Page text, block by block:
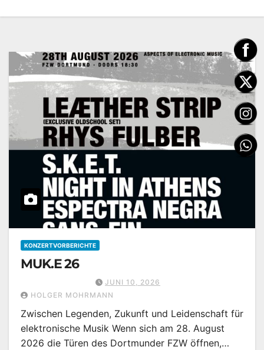
KONZERTVORBERICHTE
MUK.E 26
JUNI 10, 2026
HOLGER MOHRMANN
Zwischen Legenden, Zukunft und Leidenschaft für
elektronische Musik Wenn sich am 28. August
2026 die Türen des Dortmunder FZW öffnen,…